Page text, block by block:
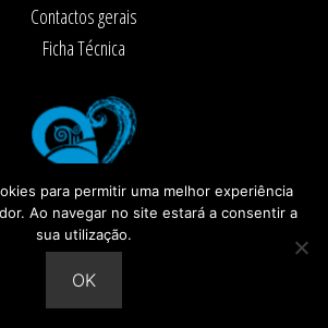
Contactos gerais
Ficha Técnica
Câmara Municipal de Santiago do Cacém
Todos os direitos reservados
para permitir uma melhor experiência
Ao navegar no site estará a consentir a
sua utilização.
OK